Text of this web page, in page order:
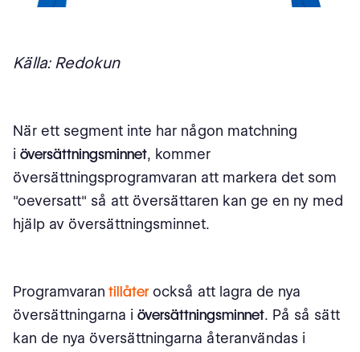
Källa: Redokun
När ett segment inte har någon matchning
i översättningsminnet, kommer
översättningsprogramvaran att markera det som
"oeversatt" så att översättaren kan ge en ny med
hjälp av översättningsminnet.
Programvaran tillåter också att lagra de nya
översättningarna i översättningsminnet. På så sätt
kan de nya översättningarna återanvändas i